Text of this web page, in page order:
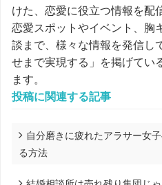
けた、恋愛に役立つ情報を配
恋愛スポットやイベント、胸
談まで、様々な情報を発信し
せまで実現する」を掲げてい
ます。
投稿に関連する記事
自分磨きに疲れたアラサー女
る方法